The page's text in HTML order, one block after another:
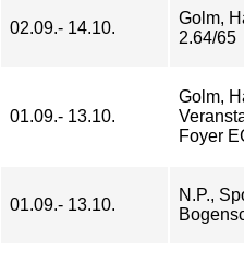
02.09.- 14.10.
Golm,
2.64/65
01.09.- 13.10.
Golm,
Foyer
01.09.- 13.10.
N.P.,